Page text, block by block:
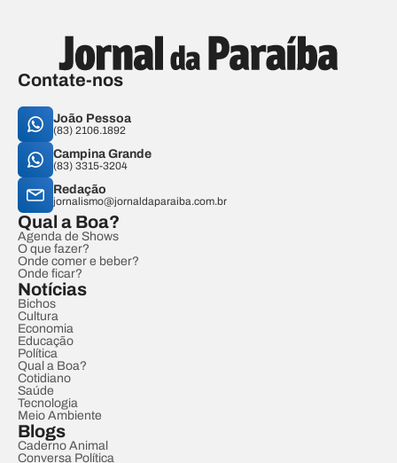
Contate-nos
João Pessoa
(83) 2106.1892
Campina Grande
(83) 3315-3204
Redação
jornalismo@jornaldaparaiba.com.br
Qual a Boa?
Agenda de Shows
O que fazer?
Onde comer e beber?
Onde ficar?
Notícias
Bichos
Cultura
Economia
Educação
Política
Qual a Boa?
Cotidiano
Saúde
Tecnologia
Meio Ambiente
Blogs
Caderno Animal
Conversa Política